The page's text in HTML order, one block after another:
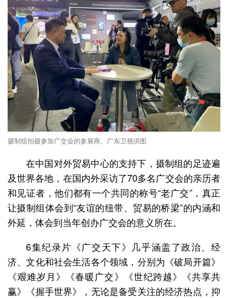
摄制组拍摄参加广交会的参展商。广东卫视供图
在中国对外贸易中心的支持下，摄制组的足迹遍
及世界各地，在国内外采访了70多名广交会的亲历者
和见证者，他们都有一个共同的称号“老广交”，真正
让摄制组体会到“友谊的纽带、贸易的桥梁”的内涵和
外延，体会到当年创办广交会的意义所在。
6集纪录片《广交天下》几乎涵盖了政治、经
济、文化和社会生活各个领域，分别为《破局开篇》
《艰难岁月》《春暖广交》《世纪跨越》《共享共
赢》《握手世界》，无论是备受关注的经济热点，抑